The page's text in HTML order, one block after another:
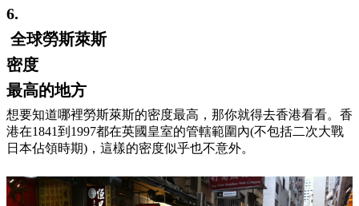
6.
全球勞斯萊斯
密度
最高的地方
想要知道哪裡勞斯萊斯的密度最高，那你就得去香港看看。香
港在1841到1997都在英國皇室的管轄範圍內(不包括二次大戰
日本佔領時期)，這樣的密度似乎也不意外。